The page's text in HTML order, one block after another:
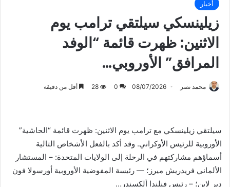
أخبار
زيلينسكي سيلتقي ترامب يوم
الاثنين: ظهرت قائمة “الوفد
المرافق” الأوروبي…
محمد نصر 08/07/2026
0
28 أقل من دقيقة
سيلتقي زيلينسكي مع ترامب يوم الاثنين: ظهرت قائمة “الحاشية”
الأوروبية للرئيس الأوكراني. وقد أكد بالفعل الأشخاص التالية
أسماؤهم مشاركتهم في الرحلة إلى الولايات المتحدة: – المستشار
الألماني فريدريش ميرز؛ — رئيسة المفوضية الأوروبية أورسولا فون
دير لاين؛ – رئيس فنلندا ألكسندر…